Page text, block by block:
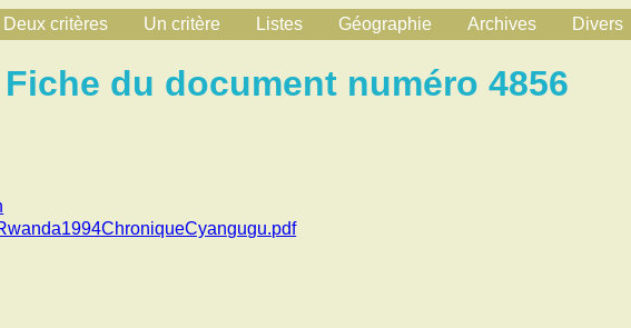
Deux critères Un critère Listes Géographie Archives Divers
Fiche du document numéro 4856